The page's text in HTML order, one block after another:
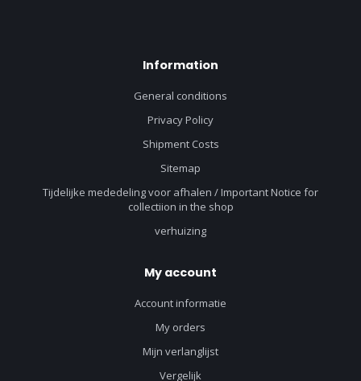
Information
General conditions
Privacy Policy
Shipment Costs
Sitemap
Tijdelijke mededeling voor afhalen / Important Notice for
collectiion in the shop
verhuizing
My account
Account informatie
My orders
Mijn verlanglijst
Vergelijk